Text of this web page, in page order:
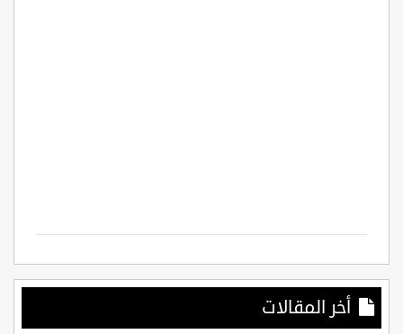
أخر المقالات